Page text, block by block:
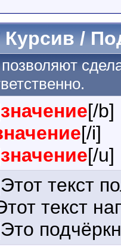
/
значение[/b]
[/i]
значение[/u]
текст
текст